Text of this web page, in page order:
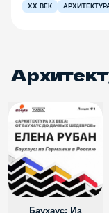
XX ВЕК
Баухаус: Из